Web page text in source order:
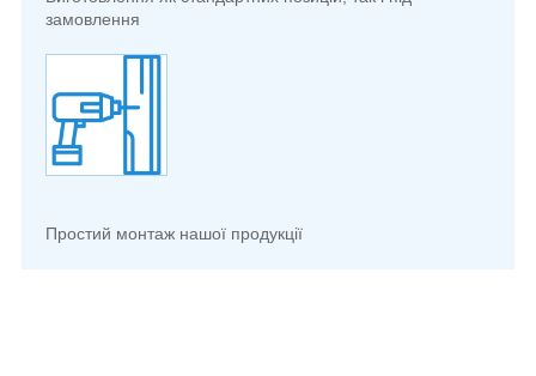
замовлення
Простий монтаж нашої продукції